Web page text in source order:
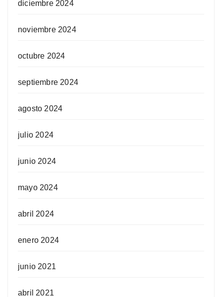
diciembre 2024
noviembre 2024
octubre 2024
septiembre 2024
agosto 2024
julio 2024
junio 2024
mayo 2024
abril 2024
enero 2024
junio 2021
abril 2021